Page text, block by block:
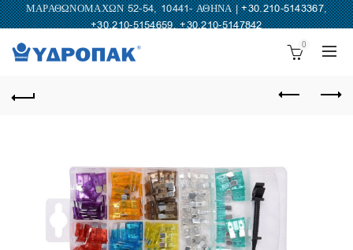
ΜΑΡΑΘΩΝΟΜΑΧΩΝ 52-54, 10441- ΑΘΗΝΑ |+30.210-5143367,
+30.210-5154659,+30.210-5147842
0